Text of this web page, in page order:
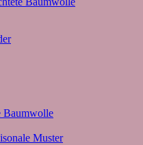
Baumwolle
Muster